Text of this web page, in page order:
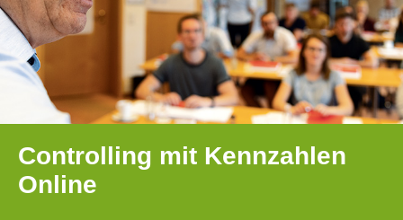
Controlling mit Kennzahlen
Online